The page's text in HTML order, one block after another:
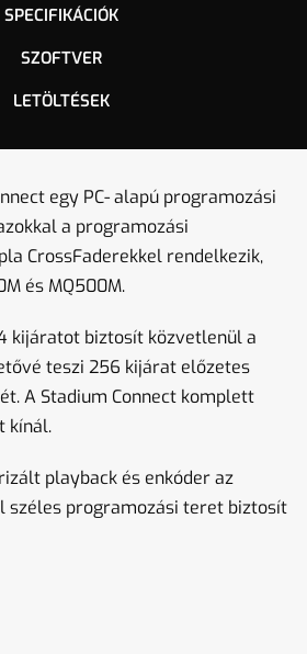
SPECIFIKÁCIÓK
SZOFTVER
LETÖLTÉSEK
egy PC- alapú programozási
a programozási
CrossFaderekkel rendelkezik,
és MQ500M.
kijáratot biztosít közvetlenül a
teszi 256 kijárat előzetes
A Stadium Connect komplett
kínál.
playback és enkóder az
széles programozási teret biztosít